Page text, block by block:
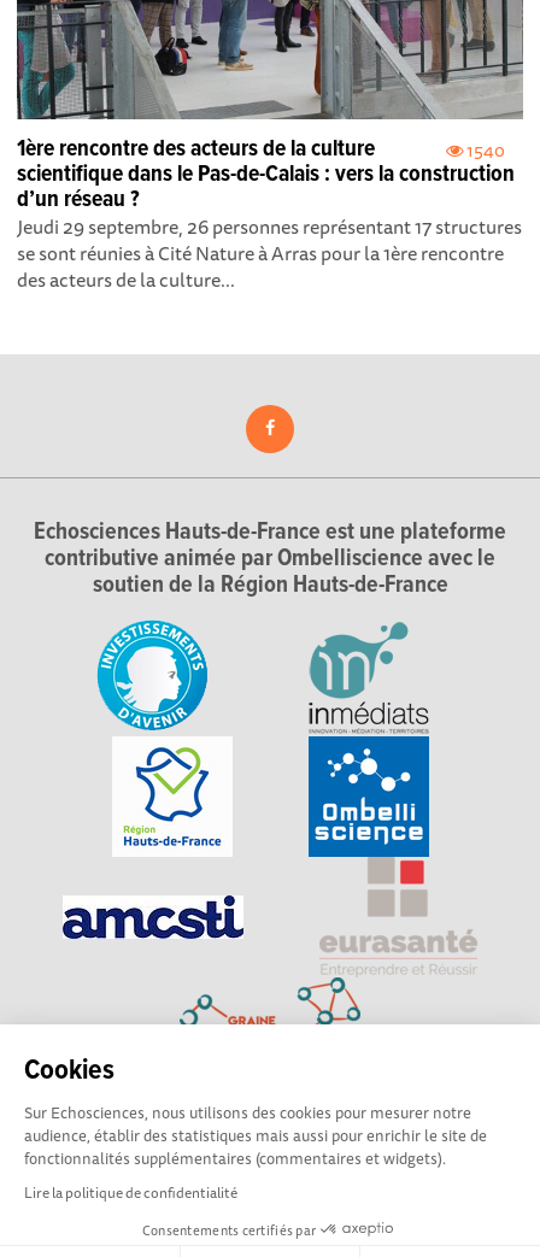
Cookies
Sur Echosciences, nous utilisons des cookies pour mesurer notre
audience, établir des statistiques mais aussi pour enrichir le site de
fonctionnalités supplémentaires (commentaires et widgets).
Lire la politique de confidentialité
Consentements certifiés par
1540
1ère rencontre des acteurs de la culture
scientifique dans le Pas-de-Calais : vers la construction
d’un réseau ?
Jeudi 29 septembre, 26 personnes représentant 17 structures
se sont réunies à Cité Nature à Arras pour la 1ère rencontre
des acteurs de la culture...
Echosciences Hauts-de-France est une plateforme
contributive animée par Ombelliscience avec le
soutien de la Région Hauts-de-France
Explorer, s’exprimer, rentrer en contact : Echosciences
Hauts-de-France est le réseau social des amateurs de
sciences et de technologies du territoire
Mentions légales|Politique de confidentialité